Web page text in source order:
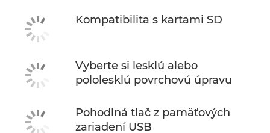
Kompatibilita s kartami SD
Vyberte si lesklú alebo
pololesklú povrchovú úpravu
Pohodlná tlač z pamäťových
zariadení USB